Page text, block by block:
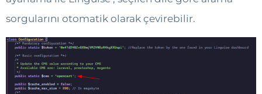
sorgularını otomatik olarak çevirebilir.